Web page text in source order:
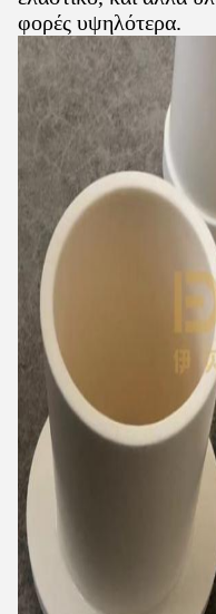
φορές υψηλότερα.